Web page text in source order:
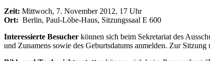
Zeit: Mittwoch, 7. November 2012, 17 Uhr
Ort: Berlin, Paul-Löbe-Haus, Sitzungssaal E 600
Interessierte Besucher können sich beim Sekretariat des
und Zunamens sowie des Geburtsdatums anmelden. Zur